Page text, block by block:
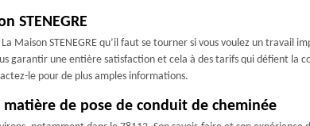
STENEGRE
Maison STENEGRE qu’il faut se tourner si vous voulez un travail
garantir une entière satisfaction et cela à des tarifs qui défient la
le pour de plus amples informations.
matière de pose de conduit de cheminée